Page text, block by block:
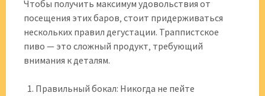
Чтобы получить максимум удовольствия от
посещения этих баров‚ стоит придерживаться
нескольких правил дегустации. Траппистское
пиво — это сложный продукт‚ требующий
внимания к деталям.
Правильный бокал: Никогда не пейте